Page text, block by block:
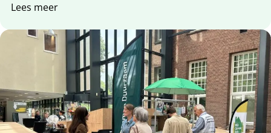
Lees meer